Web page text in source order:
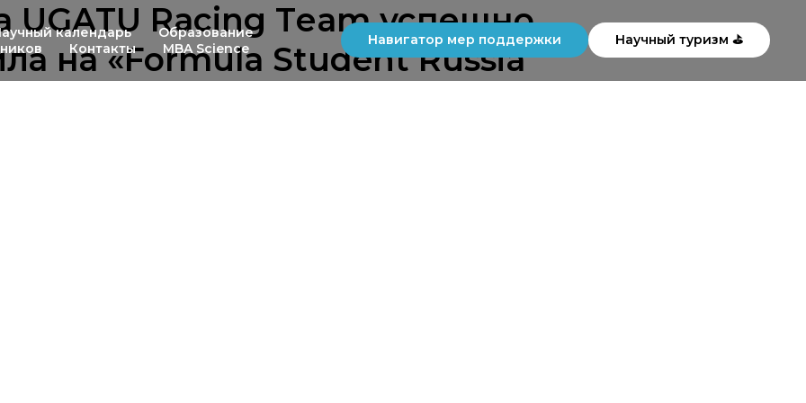
календарь
Образование
Контакты MBA Science
Навигатор мер поддержки Научный туризм ⛳
UGATU Racing Tеam успешно
на «Formula Student Russia